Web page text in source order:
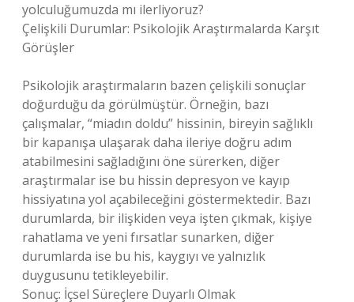
yolculuğumuzda mı ilerliyoruz?
Çelişkili Durumlar: Psikolojik Araştırmalarda Karşıt
Görüşler
Psikolojik araştırmaların bazen çelişkili sonuçlar
doğurduğu da görülmüştür. Örneğin, bazı
çalışmalar, “miadın doldu” hissinin, bireyin sağlıklı
bir kapanışa ulaşarak daha ileriye doğru adım
atabilmesini sağladığını öne sürerken, diğer
araştırmalar ise bu hissin depresyon ve kayıp
hissiyatına yol açabileceğini göstermektedir. Bazı
durumlarda, bir ilişkiden veya işten çıkmak, kişiye
rahatlama ve yeni fırsatlar sunarken, diğer
durumlarda ise bu his, kaygıyı ve yalnızlık
duygusunu tetikleyebilir.
Sonuç: İçsel Süreçlere Duyarlı Olmak